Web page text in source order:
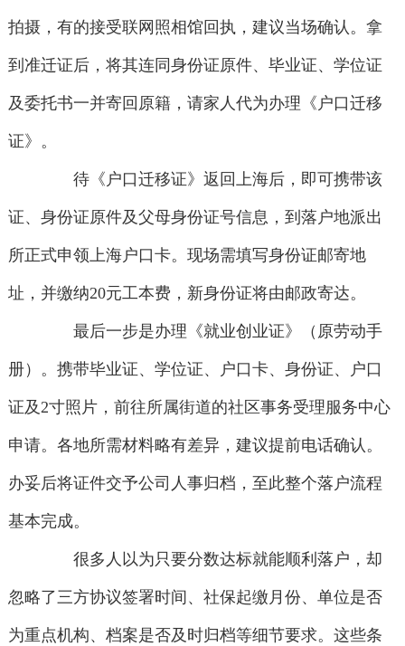
拍摄，有的接受联网照相馆回执，建议当场确认。拿
到准迁证后，将其连同身份证原件、毕业证、学位证
及委托书一并寄回原籍，请家人代为办理《户口迁移
证》。
待《户口迁移证》返回上海后，即可携带该
证、身份证原件及父母身份证号信息，到落户地派出
所正式申领上海户口卡。现场需填写身份证邮寄地
址，并缴纳20元工本费，新身份证将由邮政寄达。
最后一步是办理《就业创业证》（原劳动手
册）。携带毕业证、学位证、户口卡、身份证、户口
证及2寸照片，前往所属街道的社区事务受理服务中心
申请。各地所需材料略有差异，建议提前电话确认。
办妥后将证件交予公司人事归档，至此整个落户流程
基本完成。
很多人以为只要分数达标就能顺利落户，却
忽略了三方协议签署时间、社保起缴月份、单位是否
为重点机构、档案是否及时归档等细节要求。这些条